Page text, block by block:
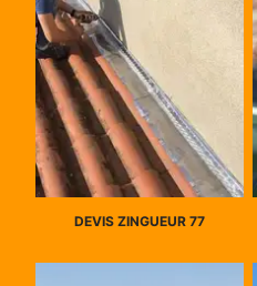
DEVIS ZINGUEUR 77